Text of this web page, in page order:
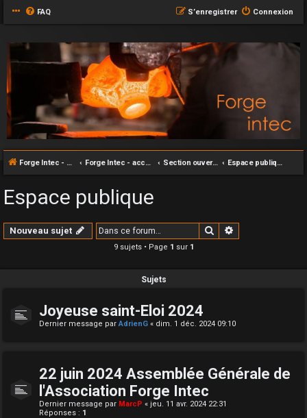
FAQ Connexion
S’enregistrer
Forge Intec - accueil Forge Intec - accueil Section ouverte au grand publique Espace publique
Espace publique
Nouveau sujet Rechercher
9 sujets • Page 1 sur 1
Sujets
Joyeuse saint-Eloi 2024
Dernier message parAdrienG « dim. 1 déc. 2024 09:10
22 juin 2024 Assemblée Générale de
l'Association Forge Intec
Dernier message par MarcP « jeu. 11 avr. 2024 22:31
Réponses : 1